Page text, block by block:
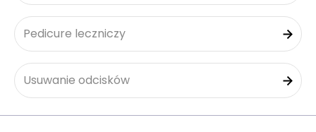
Pedicure leczniczy
Usuwanie odcisków